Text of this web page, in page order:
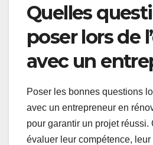
Quelles
poser lors de
avec un
Poser les bonnes questions
avec un entrepreneur en
pour garantir un projet réussi.
évaluer leur compétence,